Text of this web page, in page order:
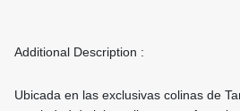
Additional Description :
Ubicada en las exclusivas colinas de